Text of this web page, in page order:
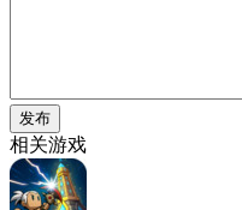
发布
相关游戏